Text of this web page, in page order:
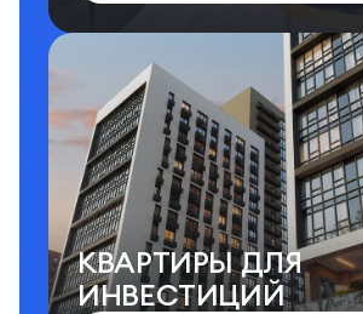
КВАРТИРЫ ДЛЯ
ИНВЕСТИЦИЙ